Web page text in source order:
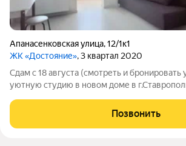
Апанасенковская улица,12/1к1
ЖК «Достояние», 3 квартал 2020
Сдам c 18 августа (смотреть и
уютную студию в новом доме в
необходимая мебель и техника: Стиральная
Позвонить